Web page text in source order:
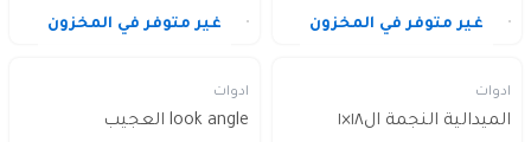
غير متوفر في المخزون
ادوات
الميدالية النجمة ال١٨×١
غير متوفر في المخزون
ادوات
look angle العجيب